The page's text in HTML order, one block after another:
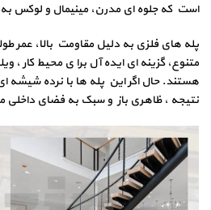
است که جلوه‌ ای مدرن، مینیمال و لوکس
پله‌ های فلزی به دلیل مقاومت بالا، عمر
متنوع، گزینه‌ ای ایده‌ آل برا ی محیط کار ،
هستند. حال اگر این پله‌ ها با نرده
نتیجه ، ظاهری باز و سبک به فضای